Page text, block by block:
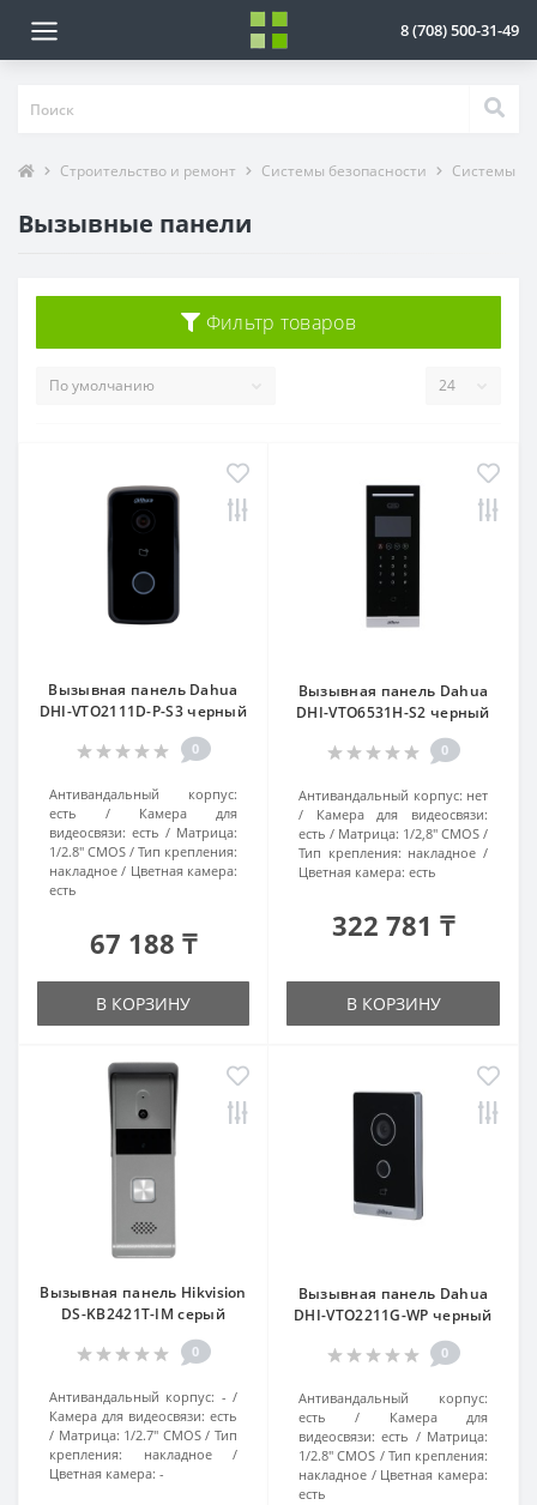
8 (708) 500-31-49
Строительство и ремонт Системы безопасности Системы
Вызывные панели
Фильтр товаров
Вызывная панель Dahua
DHI-VTO2111D-P-S3 черный
0
Антивандальный корпус:
есть
Камера для
видеосвязи: есть
Матрица:
1/2.8" CMOS
Тип крепления:
накладное
Цветная камера:
есть
67 188 ₸
В КОРЗИНУ
Вызывная панель Dahua
DHI-VTO6531H-S2 черный
0
Антивандальный корпус: нет
Камера для видеосвязи:
есть
Матрица: 1/2,8" CMOS
Тип крепления: накладное
Цветная камера: есть
322 781 ₸
В КОРЗИНУ
Вызывная панель Hikvision
DS-KB2421T-IM серый
0
Антивандальный корпус: -
Камера для видеосвязи: есть
Матрица: 1/2.7" CMOS
Тип
крепления:
накладное
Цветная камера: -
Вызывная панель Dahua
DHI-VTO2211G-WP черный
0
Антивандальный корпус:
есть
Камера для
видеосвязи: есть
Матрица:
1/2.8" CMOS
Тип крепления:
накладное
Цветная камера:
есть